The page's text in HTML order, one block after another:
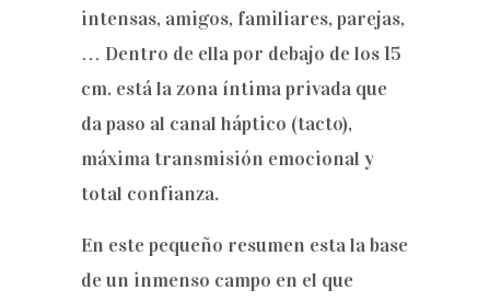
intensas, amigos, familiares, parejas,
… Dentro de ella por debajo de los 15
cm. está la zona íntima privada que
da paso al canal háptico (tacto),
máxima transmisión emocional y
total confianza.
En este pequeño resumen esta la base
de un inmenso campo en el que